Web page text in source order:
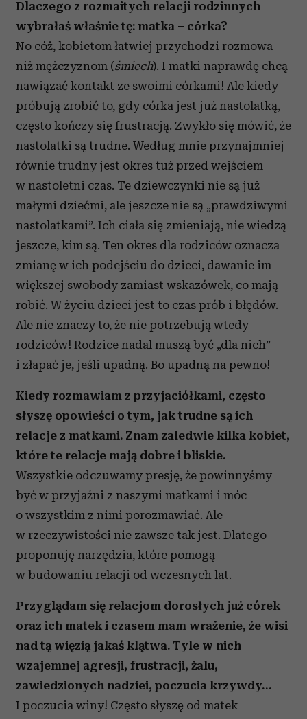
Dlaczego z rozmaitych relacji rodzinnych
wybrałaś właśnie tę: matka – córka?
No cóż, kobietom łatwiej przychodzi rozmowa
niż mężczyznom (śmiech). I matki naprawdę chcą
nawiązać kontakt ze swoimi córkami! Ale kiedy
próbują zrobić to, gdy córka jest już nastolatką,
często kończy się frustracją. Zwykło się mówić, że
nastolatki są trudne. Według mnie przynajmniej
równie trudny jest okres tuż przed wejściem
w nastoletni czas. Te dziewczynki nie są już
małymi dziećmi, ale jeszcze nie są „prawdziwymi
nastolatkami”. Ich ciała się zmieniają, nie wiedzą
jeszcze, kim są. Ten okres dla rodziców oznacza
zmianę w ich podejściu do dzieci, dawanie im
większej swobody zamiast wskazówek, co mają
robić. W życiu dzieci jest to czas prób i błędów.
Ale nie znaczy to, że nie potrzebują wtedy
rodziców! Rodzice nadal muszą być „dla nich”
i złapać je, jeśli upadną. Bo upadną na pewno!
Kiedy rozmawiam z przyjaciółkami, często
słyszę opowieści o tym, jak trudne są ich
relacje z matkami. Znam zaledwie kilka kobiet,
które te relacje mają dobre i bliskie.
Wszystkie odczuwamy presję, że powinnyśmy
być w przyjaźni z naszymi matkami i móc
o wszystkim z nimi porozmawiać. Ale
w rzeczywistości nie zawsze tak jest. Dlatego
proponuję narzędzia, które pomogą
w budowaniu relacji od wczesnych lat.
Przyglądam się relacjom dorosłych już córek
oraz ich matek i czasem mam wrażenie, że wisi
nad tą więzią jakaś klątwa. Tyle w nich
wzajemnej agresji, frustracji, żalu,
zawiedzionych nadziei, poczucia krzywdy…
I poczucia winy! Często słyszę od matek